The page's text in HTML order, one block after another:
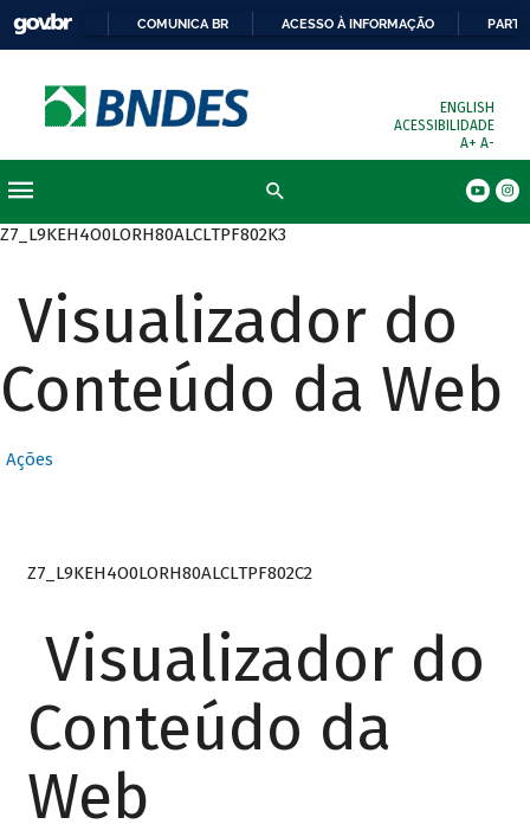
COMUNICA BR ACESSO À INFORMAÇÃO
ENGLISH
ACESSIBILIDADE
A+ A-
Z7_L9KEH4O0LORH80ALCLTPF802K3
Visualizador do
Conteúdo da Web
Ações
Z7_L9KEH4O0LORH80ALCLTPF802C2
Visualizador do
Conteúdo da
Web